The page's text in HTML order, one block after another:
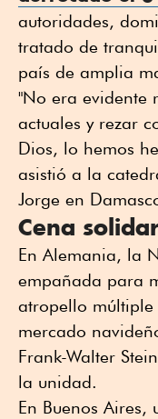
autoridades,
tratado de
país de amplia
"No era evidente
actuales y rezar
Dios, lo hemos
asistió a la
Jorge en
Cena
En Alemania, la
empañada para
atropello múltiple
mercado
Frank-Walter
la unidad.
En Buenos